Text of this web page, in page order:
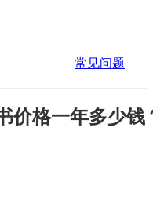
常见问题
价格一年多少钱